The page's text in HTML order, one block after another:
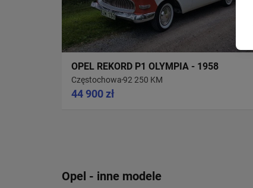
OPEL REKORD P1 OLYMPIA - 1958
Częstochowa92 250 KM
44 900 zł
Opel - inne modele